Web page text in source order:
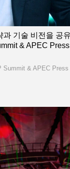
과 기술 비전을 공
& APEC
Summit & APEC Press